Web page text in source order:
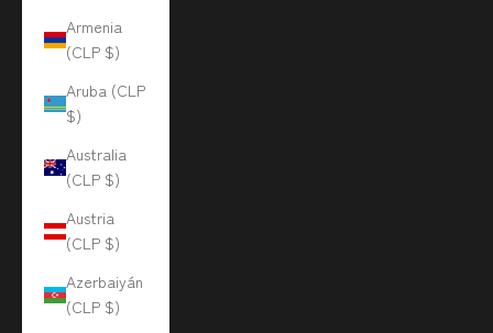
Armenia
(CLP $)
Aruba (CLP
$)
Australia
(CLP $)
Austria
(CLP $)
Azerbaiyán
(CLP $)